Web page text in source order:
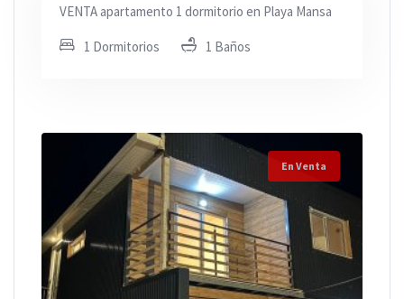
VENTA apartamento 1 dormitorio en Playa Mansa
1 Dormitorios 1 Baños
En Venta